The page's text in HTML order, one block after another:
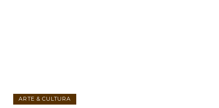
ARTE & CULTURA